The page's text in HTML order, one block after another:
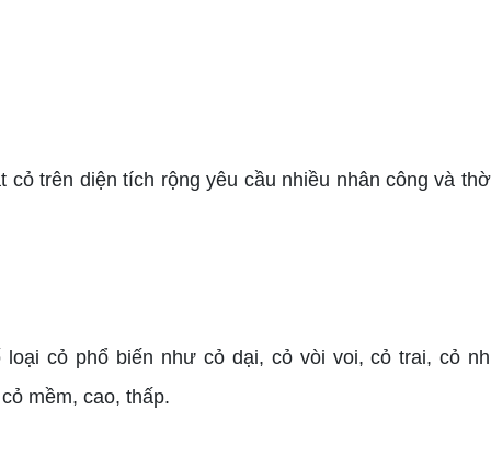
trên diện tích rộng yêu cầu nhiều nhân công và
cỏ phổ biến như cỏ dại, cỏ vòi voi, cỏ trai, cỏ
mềm, cao, thấp.